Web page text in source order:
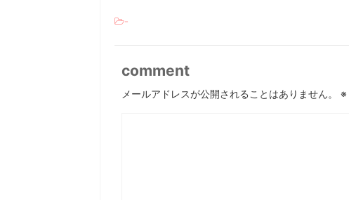
-
comment
メールアドレスが公開されることはありません。 ※